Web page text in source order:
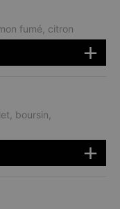
fumé, citron
boursin,